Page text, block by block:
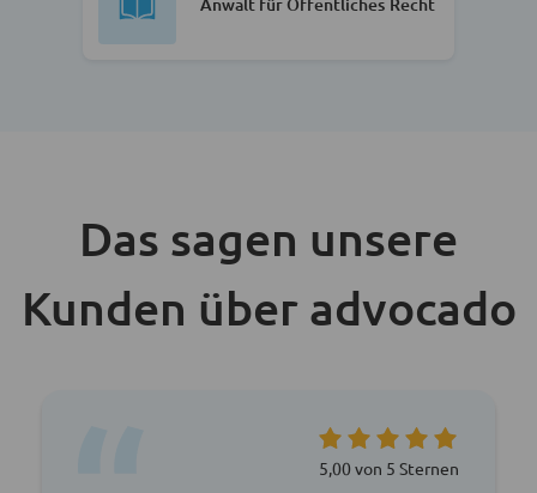
Das sagen unsere
Kunden über advocado
5,00 von 5 Sternen